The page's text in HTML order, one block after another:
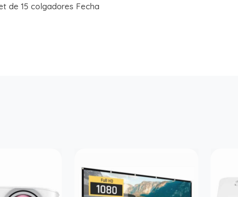
de 15 colgadores Fecha